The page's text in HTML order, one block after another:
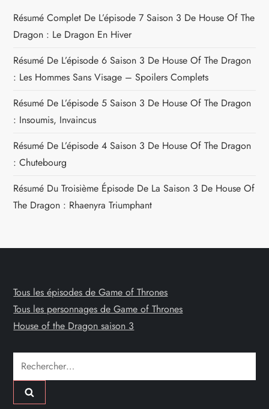
Résumé Complet De L’épisode 7 Saison 3 De House Of The
Dragon : Le Dragon En Hiver
Résumé De L’épisode 6 Saison 3 De House Of The Dragon
: Les Hommes Sans Visage – Spoilers Complets
Résumé De L’épisode 5 Saison 3 De House Of The Dragon
: Insoumis, Invaincus
Résumé De L’épisode 4 Saison 3 De House Of The Dragon
: Chutebourg
Résumé Du Troisième Épisode De La Saison 3 De House Of
The Dragon : Rhaenyra Triumphant
Tous les épisodes de Game of Thrones
Tous les personnages de Game of Thrones
House of the Dragon saison 3
Rechercher :